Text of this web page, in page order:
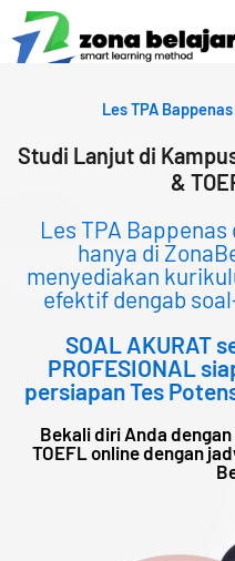
Lewati
ke
konten
Les TPA
Studi Lanjut di
&
Les TPA
hanya di
menyediakan
efektif dengab
SOAL AKURAT
PROFESIONAL
persiapan Tes
Bekali diri Anda
TOEFL online dengan